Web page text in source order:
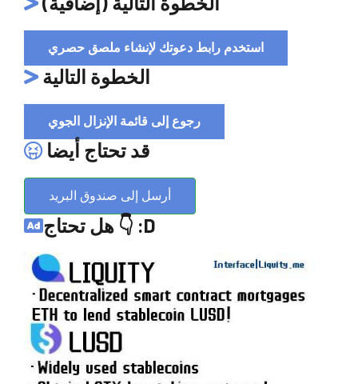
استخدم رابط دعوتك لإنشاء ملصق حصري
الخطوة التالية
رجوع إلى قائمة الإنزال الجوي
قد تحتاج أيضا
أرسل إلى صندوق البريد
هل تحتاج 👇 :D